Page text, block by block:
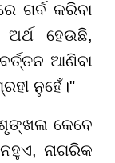
ଗର୍ବ କରିବା
ହେଉଛି,
ଆଣିବା
ନୁହେଁ।"
କେବେ
ନାଗରିକ